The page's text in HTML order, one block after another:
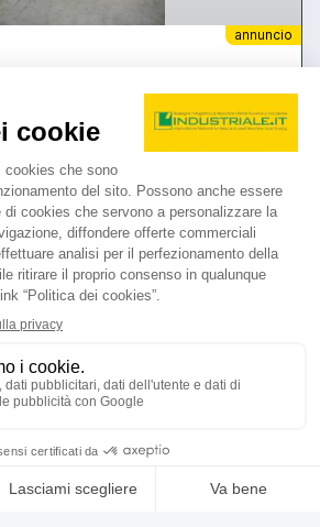
annuncio
300 mm - COMPLETA DI ARMADIO
contatta